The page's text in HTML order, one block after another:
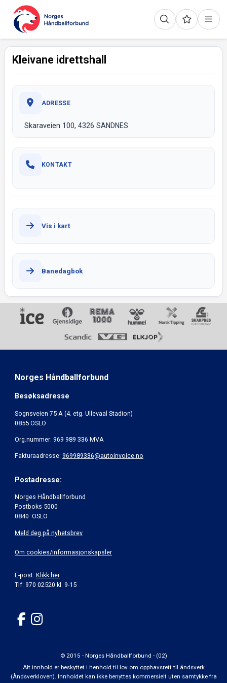
Kleivane idrettshall
ADRESSE
Skaraveien 100, 4326 SANDNES
KONTAKT
Vis i kart
Banedagbok
Norges Håndballforbund
Besøksadresse
Sognsveien 75 A (4. etg. Ullevaal Stadion)
0855 OSLO
Org.nummer: 969 989 336 MVA
Fakturaadresse: 969989336@autoinvoice.no
Postadresse:
Norges Håndballforbund
Postboks 5000
0840 OSLO
Meld deg på nyhetsbrev
Om cookies/informasjonskapsler
E-post: Klikk her
Tlf: 970 02520 kl. 9-15
© 2015 - Norges Håndballforbund - (02)
Alt innhold er beskyttet i henhold til lov om opphavsrett til åndsverk
(Åndsverkloven). Innholdet kan ikke benyttes kommersielt uten samtykke fra